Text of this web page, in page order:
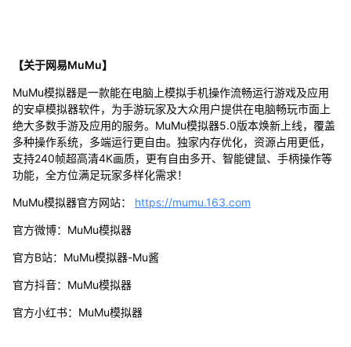
【关于网易MuMu】
MuMu模拟器是一款能在电脑上模拟手机操作流畅运行游戏及应用
的安卓模拟器软件，为手游玩家及大众用户提供在电脑畅玩市面上
绝大多数手游及应用的服务。MuMu模拟器5.0版本焕新上线，覆盖
多种操作系统，多端运行更自由。独家内存优化，资源占用更低，
支持240帧超高清4K画质，更有自由多开、智能键鼠、手柄操作等
功能，全方位满足玩家多样化需求！
MuMu模拟器官方网站： https://mumu.163.com
官方微博：MuMu模拟器
官方B站：MuMu模拟器-Mu酱
官方抖音：MuMu模拟器
官方小红书：MuMu模拟器